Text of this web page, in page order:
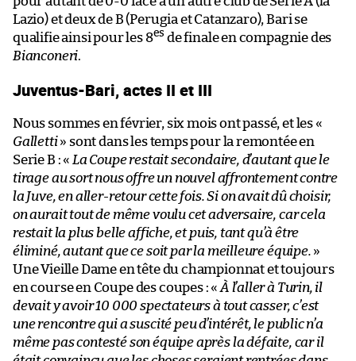
Lazio) et deux de B (Perugia et Catanzaro), Bari se
qualifie ainsi pour les 8es de finale en compagnie des
Bianconeri.
Juventus-Bari, actes II et III
Nous sommes en février, six mois ont passé, et les «
Galletti» sont dans les temps pour la remontée en
Serie B : « La Coupe restait secondaire, d’autant que le
tirage au sort nous offre un nouvel affrontement contre
la Juve, en aller-retour cette fois. Si on avait dû choisir,
on aurait tout de même voulu cet adversaire, car cela
restait la plus belle affiche, et puis, tant qu’à être
éliminé, autant que ce soit par la meilleure équipe. »
Une Vieille Dame en tête du championnat et toujours
en course en Coupe des coupes : « À l’aller à Turin, il
devait y avoir 10 000 spectateurs à tout casser, c’est
une rencontre qui a suscité peu d’intérêt, le public n’a
même pas contesté son équipe après la défaite, car il